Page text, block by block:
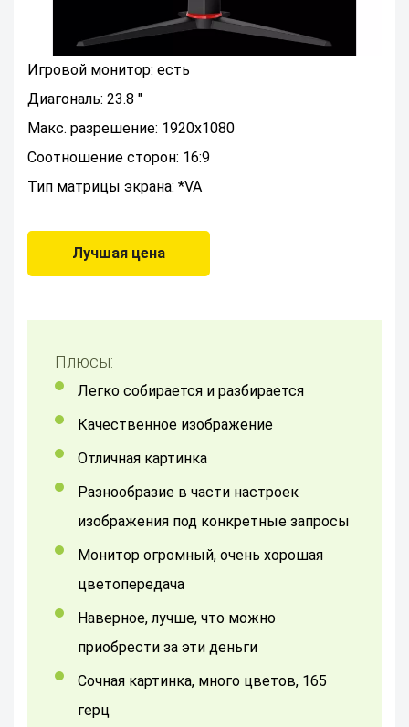
Игровой монитор: есть
Диагональ: 23.8 "
Макс. разрешение: 1920x1080
Соотношение сторон: 16:9
Тип матрицы экрана: *VA
Лучшая цена
Плюсы:
легко собирается и разбирается
качественное изображение
Отличная картинка
Разнообразие в части настроек
изображения под конкретные запросы
монитор огромный, очень хорошая
цветопередача
Наверное, лучше, что можно
приобрести за эти деньги
Сочная картинка, много цветов, 165
герц